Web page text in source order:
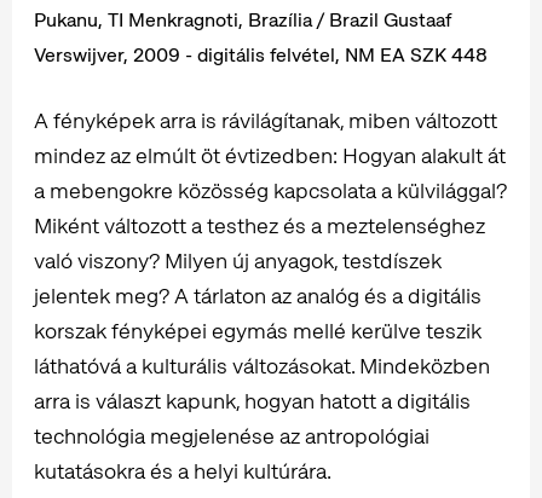
Pukanu, TI Menkragnoti, Brazília / Brazil Gustaaf
Verswijver, 2009 - digitális felvétel, NM EA SZK 448
A fényképek arra is rávilágítanak, miben változott
mindez az elmúlt öt évtizedben: Hogyan alakult át
a mebengokre közösség kapcsolata a külvilággal?
Miként változott a testhez és a meztelenséghez
való viszony? Milyen új anyagok, testdíszek
jelentek meg? A tárlaton az analóg és a digitális
korszak fényképei egymás mellé kerülve teszik
láthatóvá a kulturális változásokat. Mindeközben
arra is választ kapunk, hogyan hatott a digitális
technológia megjelenése az antropológiai
kutatásokra és a helyi kultúrára.